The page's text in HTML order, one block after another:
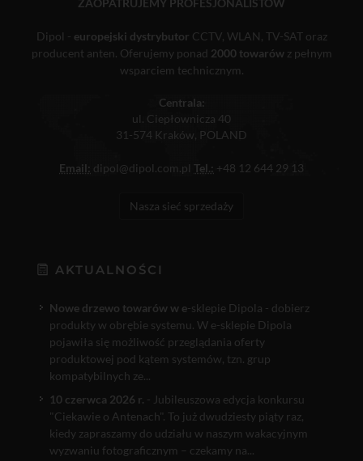
ZAOPATRUJEMY PROFESJONALISTÓW
Dipol - europejski dystrybutor CCTV, WLAN, TV-SAT oraz
producent anten. Oferujemy ponad 2000 towarówz pełnym
wsparciem technicznym.
Centrala:
ul. Ciepłownicza 40
31-574 Kraków, POLAND
Email: dipol@dipol.com.pl Tel.: +48 12 644 29 13
Nasza sieć sprzedaży
AKTUALNOŚCI
Nowe drzewo towarów w e-sklepie Dipola - dobierz
produkty w obrębie systemu. W e-sklepie Dipola
pojawiła się możliwość przeglądania oferty
produktowej pod kątem systemów, tzn. grup
kompatybilnych ze...
10 czerwca 2026 r. - Jubileuszowa edycja konkursu
"Ciekawie o Antenach". To już dwudziesty piąty raz,
kiedy zapraszamy do udziału w naszym wakacyjnym
wyzwaniu fotograficznym – czekamy na...